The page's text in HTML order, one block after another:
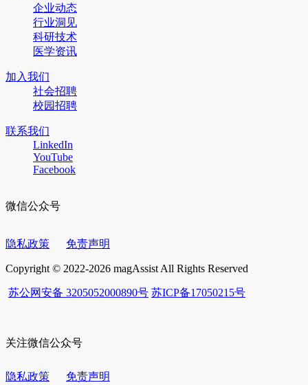
企业动态
行业洞见
科研技术
医学资讯
加入我们
社会招聘
校园招聘
联系我们
LinkedIn
YouTube
Facebook
微信公众号
隐私政策 免责声明
Copyright © 2022-2026 magAssist All Rights Reserved
苏公网安备 3205052000890号 苏ICP备17050215号
关注微信公众号
隐私政策
免责声明